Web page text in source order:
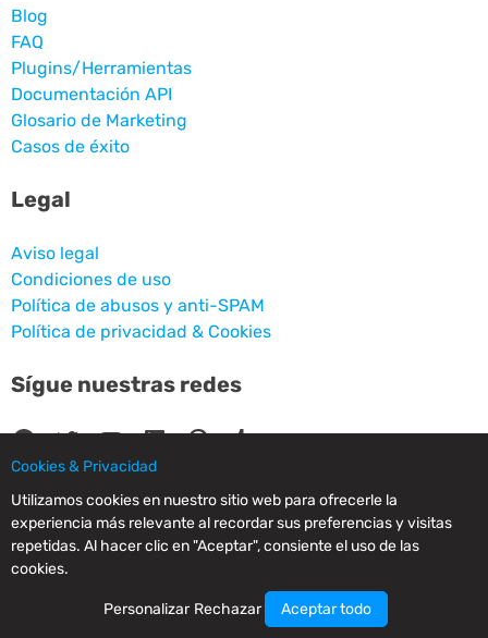
Blog
FAQ
Plugins/Herramientas
Documentación API
Glosario de Marketing
Casos de éxito
Legal
Aviso legal
Condiciones de uso
Política de abusos y anti-SPAM
Política de privacidad & Cookies
Sígue nuestras redes
Facebook Twitter YouTube LinkedIn Pinterest Tumblr
© 2025 CPC SERVICIOS INFORMATICOS SL - C/ Nardo, 12 28250 - Torrelodones -
Madrid - Spain Commercial Registry of Madrid. Volume 19.999. Book 0. Page 182.
NIF/VAT: ESB83964601. VAT not included.
Cookies & Privacidad
Utilizamos cookies en nuestro sitio web para ofrecerle la
experiencia más relevante al recordar sus preferencias y visitas
repetidas. Al hacer clic en "Aceptar", consiente el uso de las
cookies.
Personalizar Rechazar Aceptar todo